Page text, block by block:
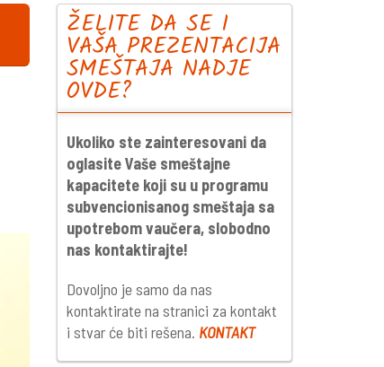
ŽELITE DA SE I
VAŠA PREZENTACIJA
SMEŠTAJA NADJE
OVDE?
Ukoliko ste zainteresovani da
oglasite Vaše smeštajne
kapacitete koji su u programu
subvencionisanog smeštaja sa
upotrebom vaučera, slobodno
nas kontaktirajte!
Dovoljno je samo da nas
kontaktirate na stranici za kontakt
i stvar će biti rešena. KONTAKT